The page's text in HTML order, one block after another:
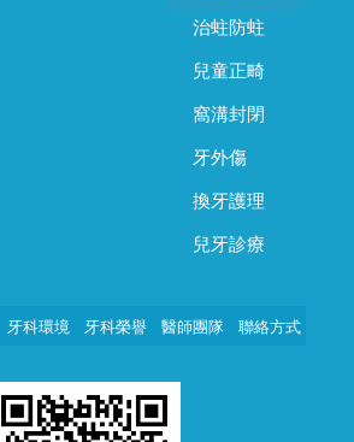
治蛀防蛀
兒童正畸
窩溝封閉
牙外傷
換牙護理
兒牙診療
牙科環境 牙科榮譽 醫師團隊 聯絡方式